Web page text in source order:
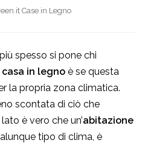
Case in Legno
spesso si pone chi
in legno è se questa
la propria zona climatica.
scontata di ciò che
è vero che un’abitazione
tipo di clima, è